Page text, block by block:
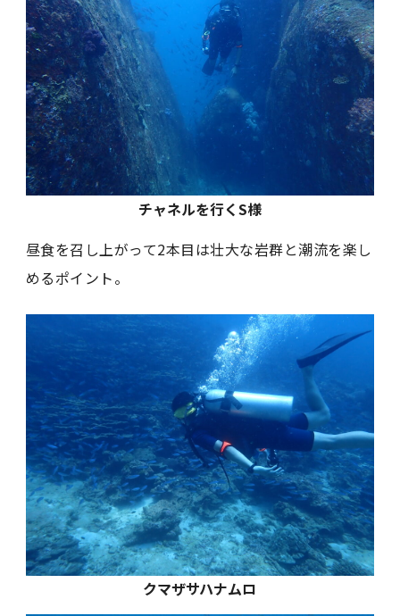
チャネルを行くS様
昼食を召し上がって2本目は壮大な岩群と潮流を楽し
めるポイント。
クマザサハナムロ